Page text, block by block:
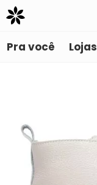
Pra você Lojas